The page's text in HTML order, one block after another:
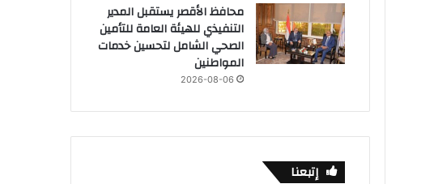
محافظ الأقصر يستقبل المدير
التنفيذي للهيئة العامة للتأمين
الصحي الشامل لتحسين خدمات
المواطنين
2026-08-06
إتبعنا